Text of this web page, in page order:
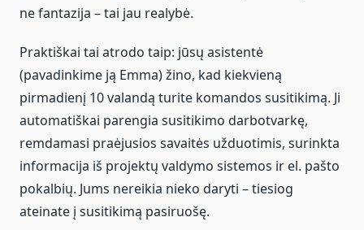
ne fantazija – tai jau realybė.
Praktiškai tai atrodo taip: jūsų asistentė
(pavadinkime ją Emma) žino, kad kiekvieną
pirmadienį 10 valandą turite komandos susitikimą. Ji
automatiškai parengia susitikimo darbotvarkę,
remdamasi praėjusios savaitės užduotimis, surinkta
informacija iš projektų valdymo sistemos ir el. pašto
pokalbių. Jums nereikia nieko daryti – tiesiog
ateinate į susitikimą pasiruošę.